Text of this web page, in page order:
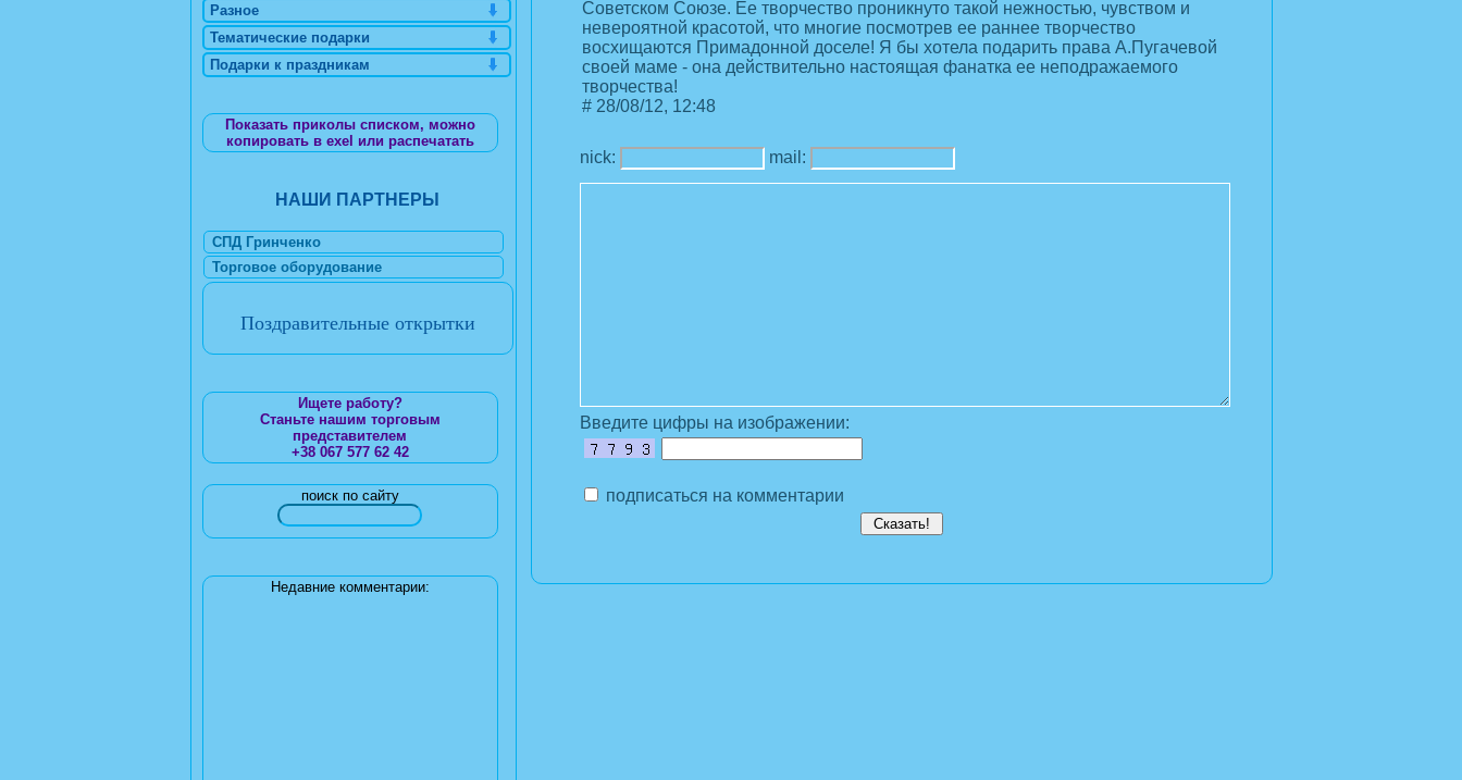
Советском Союзе. Ее творчество проникнуто такой нежностью, чувством и
невероятной красотой, что многие посмотрев ее раннее творчество
восхищаются Примадонной доселе! Я бы хотела подарить права А.Пугачевой
своей маме - она действительно настоящая фанатка ее неподражаемого
творчества!
# 28/08/12, 12:48
nick: mail:
Введите цифры на изображении:
подписаться на комментарии
Разное
Тематические подарки
Подарки к праздникам
Показать приколы списком, можно
копировать в exel или распечатать
НАШИ ПАРТНЕРЫ
СПД Гринченко
Торговое оборудование
Поздравительные открытки
Ищете работу?
Станьте нашим торговым
представителем
+38 067 577 62 42
поиск по сайту
Недавние комментарии: